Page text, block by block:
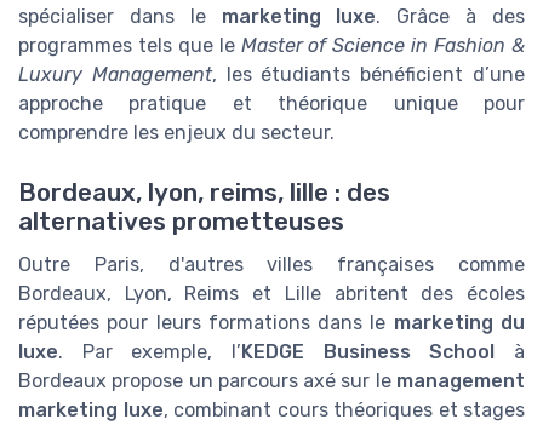
spécialiser dans le marketing luxe. Grâce à des
programmes tels que le Master of Science in Fashion &
Luxury Management, les étudiants bénéficient d’une
approche pratique et théorique unique pour
comprendre les enjeux du secteur.
Bordeaux, lyon, reims, lille : des
alternatives prometteuses
Outre Paris, d'autres villes françaises comme
Bordeaux, Lyon, Reims et Lille abritent des écoles
réputées pour leurs formations dans le marketing du
luxe. Par exemple, l’KEDGE Business School à
Bordeaux propose un parcours axé sur le management
marketing luxe, combinant cours théoriques et stages